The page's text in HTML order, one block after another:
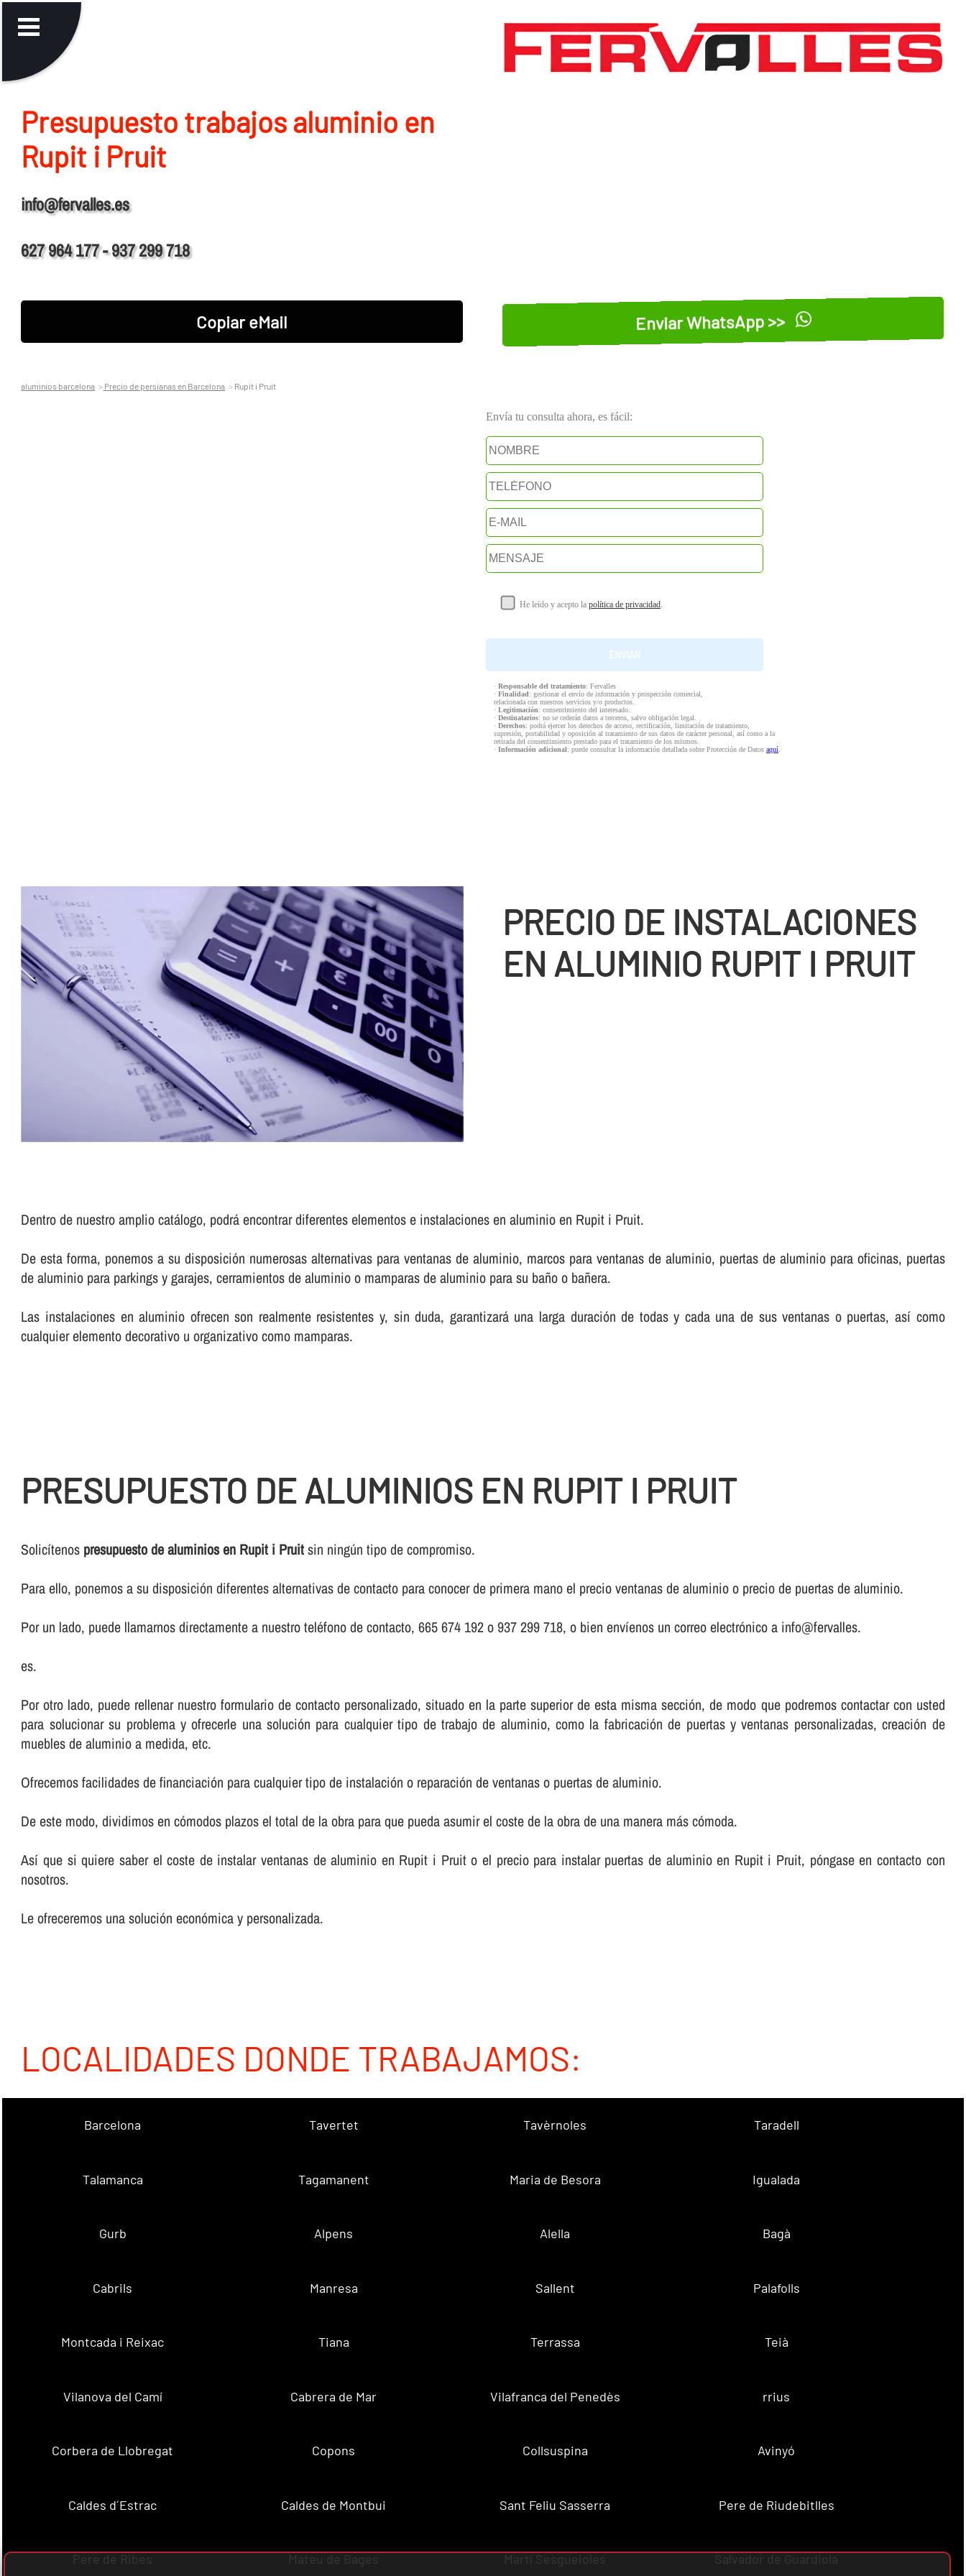
Presupuesto trabajos aluminio en
Rupit i Pruit
info@fervalles.es
627 964 177 - 937 299 718
Copiar eMail Enviar WhatsApp >>
aluminios barcelona Precio de persianas en Barcelona Rupit i Pruit
Envía tu consulta ahora, es fácil:
He leído y acepto la política de privacidad.
· Responsable del tratamiento: Fervalles
· Finalidad: gestionar el envío de información y prospección comercial,
relacionada con nuestros servicios y/o productos.
· Legitimación: consentimiento del interesado.
· Destinatarios: no se cederán datos a terceros, salvo obligación legal.
· Derechos: podrá ejercer los derechos de acceso, rectificación, limitación de tratamiento,
supresión, portabilidad y oposición al tratamiento de sus datos de carácter personal, así como a la
retirada del consentimiento prestado para el tratamiento de los mismos.
· Información adicional: puede consultar la información detallada sobre Protección de Datos aquí.
PRECIO DE INSTALACIONES
EN ALUMINIO RUPIT I PRUIT
Dentro de nuestro amplio catálogo, podrá encontrar diferentes elementos e instalaciones en aluminio en Rupit i Pruit.
De esta forma, ponemos a su disposición numerosas alternativas para ventanas de aluminio, marcos para ventanas de aluminio, puertas de aluminio para oficinas, puertas
de aluminio para parkings y garajes, cerramientos de aluminio o mamparas de aluminio para su baño o bañera.
Las instalaciones en aluminio ofrecen son realmente resistentes y, sin duda, garantizará una larga duración de todas y cada una de sus ventanas o puertas, así­ como
cualquier elemento decorativo u organizativo como mamparas.
PRESUPUESTO DE ALUMINIOS EN RUPIT I PRUIT
Solicí­tenos presupuesto de aluminios en Rupit i Pruitsin ningún tipo de compromiso.
Para ello, ponemos a su disposición diferentes alternativas de contacto para conocer de primera mano el precio ventanas de aluminio o precio de puertas de aluminio.
Por un lado, puede llamarnos directamente a nuestro teléfono de contacto, 665 674 192 o 937 299 718, o bien enví­enos un correo electrónico a info@fervalles.
es.
Por otro lado, puede rellenar nuestro formulario de contacto personalizado, situado en la parte superior de esta misma sección, de modo que podremos contactar con usted
para solucionar su problema y ofrecerle una solución para cualquier tipo de trabajo de aluminio, como la fabricación de puertas y ventanas personalizadas, creación de
muebles de aluminio a medida, etc.
Ofrecemos facilidades de financiación para cualquier tipo de instalación o reparación de ventanas o puertas de aluminio.
De este modo, dividimos en cómodos plazos el total de la obra para que pueda asumir el coste de la obra de una manera más cómoda.
Así­ que si quiere saber el coste de instalar ventanas de aluminio en Rupit i Pruit o el precio para instalar puertas de aluminio en Rupit i Pruit, póngase en contacto con
nosotros.
Le ofreceremos una solución económica y personalizada.
LOCALIDADES DONDE TRABAJAMOS:
Barcelona Tavertet Tavèrnoles Taradell
Talamanca Tagamanent Maria de Besora Igualada
Gurb Alpens Alella Bagà
Cabrils Manresa Sallent Palafolls
Montcada i Reixac Tiana Terrassa Teià
Vilanova del Camí Cabrera de Mar Vilafranca del Penedès rrius
Corbera de Llobregat Copons Collsuspina Avinyó
Caldes d´Estrac Caldes de Montbui Sant Feliu Sasserra Pere de Riudebitlles
Pere de Ribes Mateu de Bages Martí Sesgueioles Salvador de Guardiola